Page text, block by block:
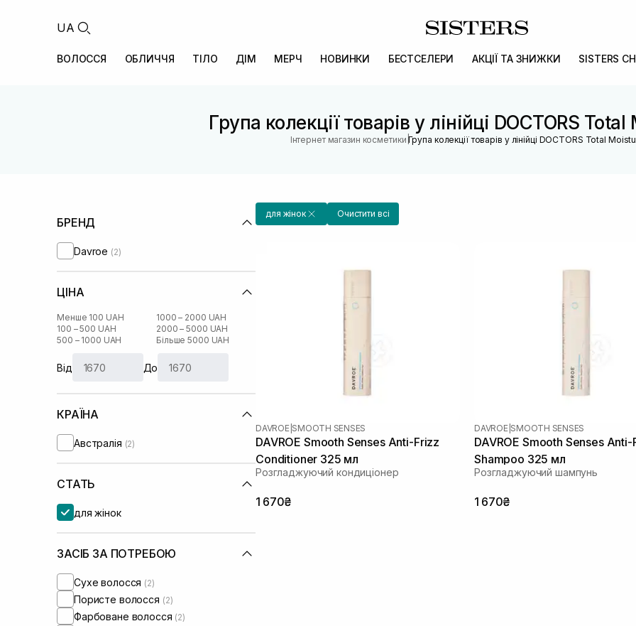
UA
ВОЛОССЯ ОБЛИЧЧЯ ТІЛО ДІМ МЕРЧ НОВИНКИ БЕСТСЕЛЕРИ АКЦІЇ ТА ЗНИЖКИ SISTERS
Група колекції товарів у лінійці DOCTORS
Інтернет магазин косметики |Група колекції товарів у лінійці DOCTORS Total
БРЕНД
Davroe (2)
ЦІНА
Менше 100 UAH
100 – 500 UAH
500 – 1000 UAH
1000 – 2000 UAH
2000 – 5000 UAH
Більше 5000 UAH
Від До
КРАЇНА
Австралія (2)
СТАТЬ
для жінок
ЗАСІБ ЗА ПОТРЕБОЮ
Сухе волосся (2)
Пористе волосся (2)
Фарбоване волосся (2)
для жінок Очистити всі
DAVROE SMOOTH SENSES
DAVROE Smooth Senses Anti-Frizz
Conditioner 325 мл
Розгладжуючий кондиціонер
1 670₴
DAVROE SMOOTH SENSES
DAVROE Smooth Senses
Shampoo 325 мл
Розгладжуючий шампунь
1 670₴